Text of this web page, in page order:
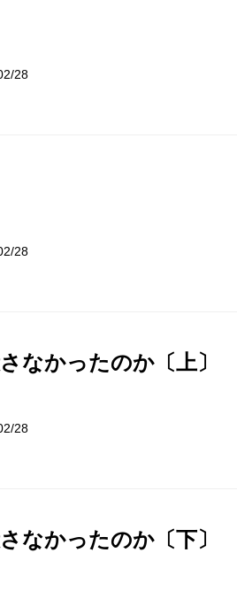
28
28
なかったのか〔上〕
28
なかったのか〔下〕